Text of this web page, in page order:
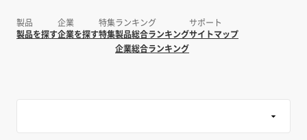
製品
製品を探す
企業
企業を探す
特集
特集
ランキング
製品総合ランキング
企業総合ランキング
サポート
サイトマップ